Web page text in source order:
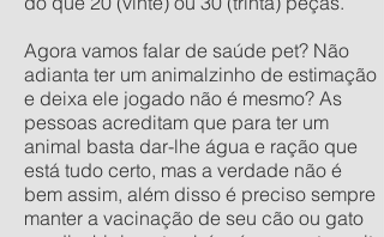
Agora vamos falar de saúde pet? Não
adianta ter um animalzinho de estimação
e deixa ele jogado não é mesmo? As
pessoas acreditam que para ter um
animal basta dar-lhe água e ração que
está tudo certo, mas a verdade não é
bem assim, além disso é preciso sempre
manter a vacinação de seu cão ou gato